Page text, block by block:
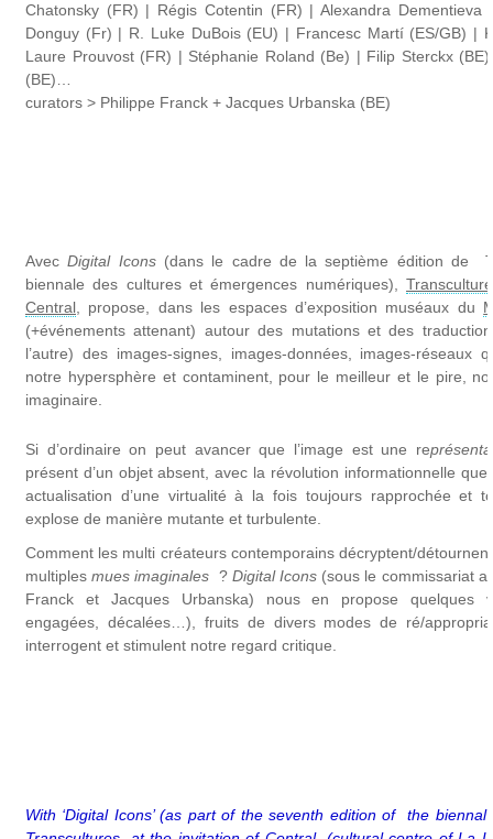
Chatonsky (FR) | Régis Cotentin (FR) | Alexandra Dementieva
Donguy (Fr) | R. Luke DuBois (EU) | Francesc Martí (ES/GB) |
Laure Prouvost (FR) | Stéphanie Roland (Be) | Filip Sterckx
(BE)…
curators > Philippe Franck + Jacques Urbanska (BE)
AvecDigital Icons(dans le cadre de la septième édition de
biennale des cultures et émergences numériques),
Central , propose, dans les espaces d’exposition muséaux du
(+événements attenant) autour des mutations et des
l’autre) des images-signes, images-données, images-réseaux
notre hypersphère et contaminent, pour le meilleur et le pire,
imaginaire.
Si d’ordinaire on peut avancer que l’image est une re
présent d’un objet absent, avec la révolution informationnelle
actualisation d’une virtualité à la fois toujours rapprochée et
explose de manière mutante et turbulente.
Comment les multi créateurs contemporains décryptent/
multiplesmues imaginales ? Digital Icons (sous le commissariat
Franck et Jacques Urbanska) nous en propose quelques
engagées, décalées…), fruits de divers modes de ré/
interrogent et stimulent notre regard critique.
With ‘Digital Icons’ (as part of the seventh edition of the biennal